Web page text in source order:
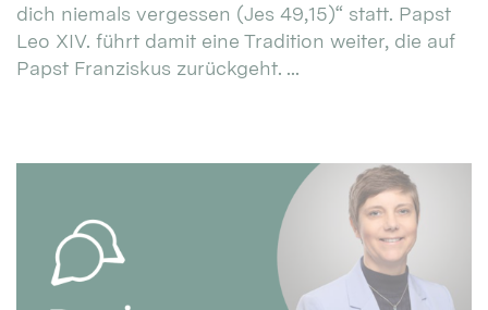
dich niemals vergessen (Jes 49,15)“ statt. Papst
Leo XIV. führt damit eine Tradition weiter, die auf
Papst Franziskus zurückgeht. ...